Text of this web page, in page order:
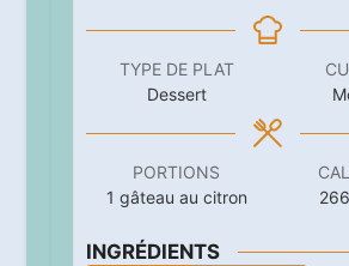
TYPE DE PLAT
Dessert
PORTIONS
1 gâteau au citron
INGRÉDIENTS